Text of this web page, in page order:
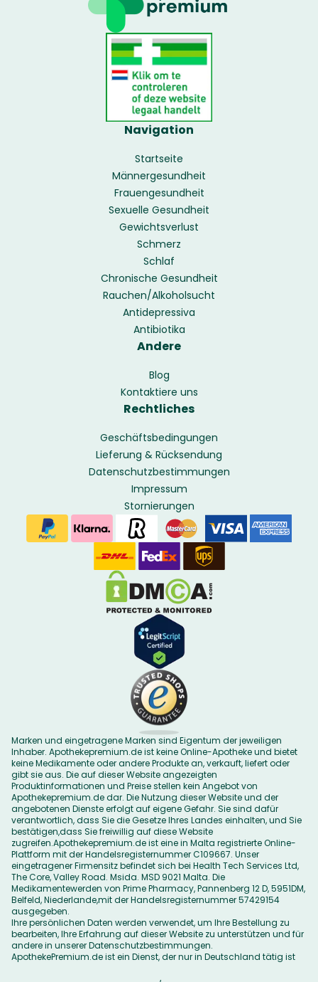
Navigation
Startseite
Männergesundheit
Frauengesundheit
Sexuelle Gesundheit
Gewichtsverlust
Schmerz
Schlaf
Chronische Gesundheit
Rauchen/Alkoholsucht
Antidepressiva
Antibiotika
Andere
Blog
Kontaktiere uns
Rechtliches
Geschäftsbedingungen
Lieferung & Rücksendung
Datenschutzbestimmungen
Impressum
Stornierungen
Marken und eingetragene Marken sind Eigentum der jeweiligen
Inhaber. Apothekepremium.de ist keine Online-Apotheke und bietet
keine Medikamente oder andere Produkte an, verkauft, liefert oder
gibt sie aus. Die auf dieser Website angezeigten
Produktinformationen und Preise stellen kein Angebot von
Apothekepremium.de dar. Die Nutzung dieser Website und der
angebotenen Dienste erfolgt auf eigene Gefahr. Sie sind dafür
verantwortlich, dass Sie die Gesetze Ihres Landes einhalten, und Sie
bestätigen,dass Sie freiwillig auf diese Website
zugreifen.Apothekepremium.de ist eine in Malta registrierte Online-
Plattform mit der Handelsregisternummer C109667. Unser
eingetragener Firmensitz befindet sich bei Health Tech Services Ltd,
The Core, Valley Road. Msida. MSD 9021 Malta. Die
Medikamentewerden von Prime Pharmacy, Pannenberg 12 D, 5951DM,
Belfeld, Niederlande,mit der Handelsregisternummer 57429154
ausgegeben.
Ihre persönlichen Daten werden verwendet, um Ihre Bestellung zu
bearbeiten, Ihre Erfahrung auf dieser Website zu unterstützen und für
andere in unsererDatenschutzbestimmungen.
ApothekePremium.de ist ein Dienst, der nur in Deutschland tätig ist